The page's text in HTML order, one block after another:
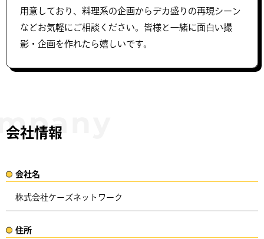
用意しており、料理系の企画からデカ盛りの再現シーン
などお気軽にご相談ください。皆様と一緒に面白い撮
影・企画を作れたら嬉しいです。
会社情報
会社名​
株式会社ケーズネットワーク
住所​​